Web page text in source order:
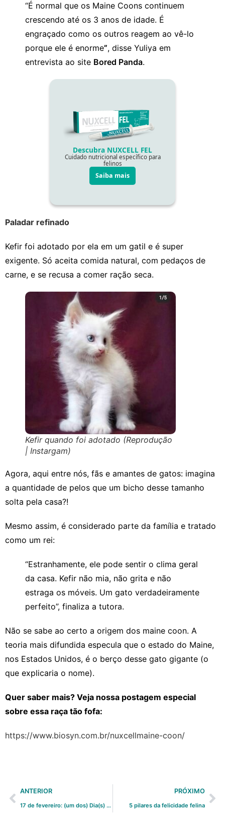
“É normal que os Maine Coons continuem
crescendo até os 3 anos de idade. É
engraçado como os outros reagem ao vê-lo
porque ele é enorme”, disse Yuliya em
entrevista ao site Bored Panda.
Paladar refinado
Kefir foi adotado por ela em um gatil e é super
exigente. Só aceita comida natural, com pedaços de
carne, e se recusa a comer ração seca.
Kefir quando foi adotado (Reprodução
| Instargam)
Agora, aqui entre nós, fãs e amantes de gatos: imagina
a quantidade de pelos que um bicho desse tamanho
solta pela casa?!
Mesmo assim, é considerado parte da família e tratado
como um rei:
“Estranhamente, ele pode sentir o clima geral
da casa. Kefir não mia, não grita e não
estraga os móveis. Um gato verdadeiramente
perfeito”, finaliza a tutora.
Não se sabe ao certo a origem dos maine coon. A
teoria mais difundida especula que o estado do Maine,
nos Estados Unidos, é o berço desse gato gigante (o
que explicaria o nome).
Quer saber mais? Veja nossa postagem especial
sobre essa raça tão fofa:
https://www.biosyn.com.br/nuxcellmaine-coon/
ANTERIOR
17 de fevereiro: (um dos) Dia(s) do Gato
PRÓXIMO
5 pilares da felicidade felina